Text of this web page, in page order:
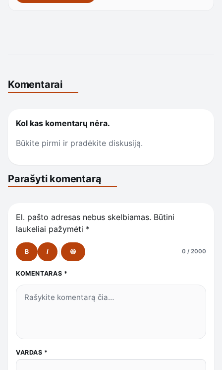
Komentarai
Kol kas komentarų nėra.
Būkite pirmi ir pradėkite diskusiją.
Parašyti komentarą
El. pašto adresas nebus skelbiamas. Būtini
laukeliai pažymėti *
B I 😀 0 / 2000
KOMENTARAS *
VARDAS *